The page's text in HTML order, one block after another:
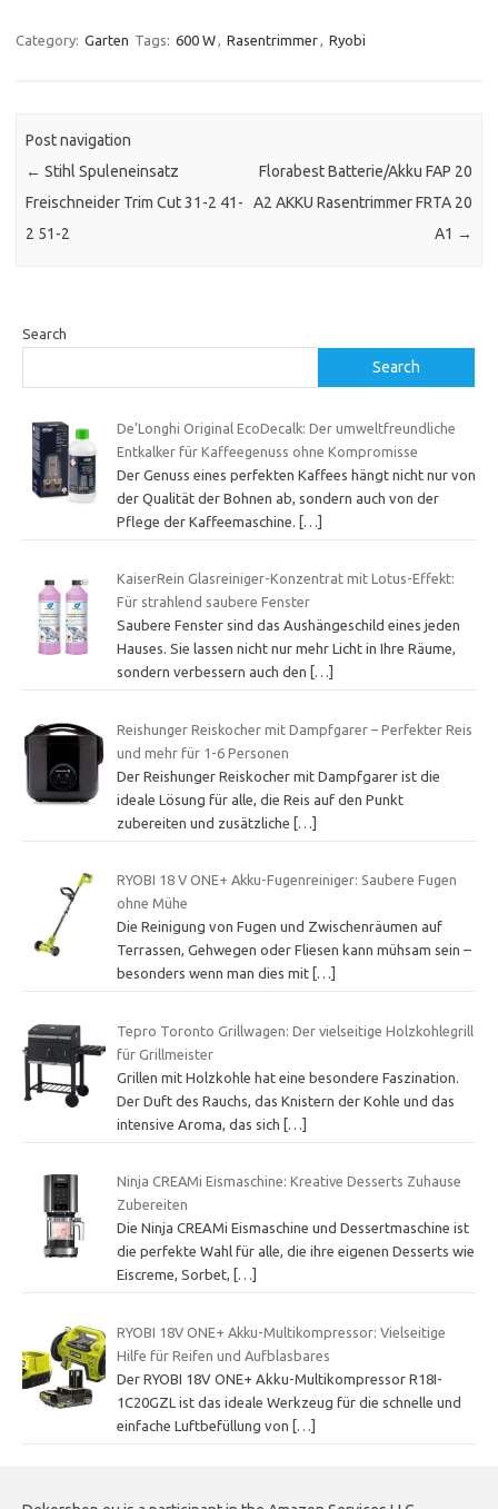
Category: Garten Tags: 600 W, Rasentrimmer, Ryobi
Post navigation
← Stihl Spuleneinsatz
Freischneider Trim Cut 31-2 41-
2 51-2
Florabest Batterie/Akku FAP 20
A2 AKKU Rasentrimmer FRTA 20
A1 →
Search
Search
De’Longhi Original EcoDecalk: Der umweltfreundliche
Entkalker für Kaffeegenuss ohne Kompromisse
Der Genuss eines perfekten Kaffees hängt nicht nur von
der Qualität der Bohnen ab, sondern auch von der
Pflege der Kaffeemaschine.
[…]
KaiserRein Glasreiniger-Konzentrat mit Lotus-Effekt:
Für strahlend saubere Fenster
Saubere Fenster sind das Aushängeschild eines jeden
Hauses. Sie lassen nicht nur mehr Licht in Ihre Räume,
sondern verbessern auch den
[…]
Reishunger Reiskocher mit Dampfgarer – Perfekter Reis
und mehr für 1-6 Personen
Der Reishunger Reiskocher mit Dampfgarer ist die
ideale Lösung für alle, die Reis auf den Punkt
zubereiten und zusätzliche
[…]
RYOBI 18 V ONE+ Akku-Fugenreiniger: Saubere Fugen
ohne Mühe
Die Reinigung von Fugen und Zwischenräumen auf
Terrassen, Gehwegen oder Fliesen kann mühsam sein –
besonders wenn man dies mit […]
Tepro Toronto Grillwagen: Der vielseitige Holzkohlegrill
für Grillmeister
Grillen mit Holzkohle hat eine besondere Faszination.
Der Duft des Rauchs, das Knistern der Kohle und das
intensive Aroma, das sich
[…]
Ninja CREAMi Eismaschine: Kreative Desserts Zuhause
Zubereiten
Die Ninja CREAMi Eismaschine und Dessertmaschine ist
die perfekte Wahl für alle, die ihre eigenen Desserts wie
Eiscreme, Sorbet,
[…]
RYOBI 18V ONE+ Akku-Multikompressor: Vielseitige
Hilfe für Reifen und Aufblasbares
Der RYOBI 18V ONE+ Akku-Multikompressor R18I-
1C20GZL ist das ideale Werkzeug für die schnelle und
einfache Luftbefüllung von
[…]